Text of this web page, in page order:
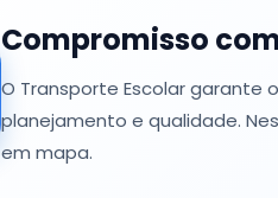
Compromisso
O Transporte Escolar garante
planejamento e qualidade.
em mapa.